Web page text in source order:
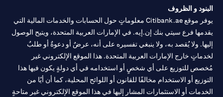
البنود و الظروف
يوفر موقع Citibank.ae معلوماتٍ حول الحسابات والخدمات المالية التي
يقدمها فرع سيتي بنك إن.إيه. في الإمارات العربية المتحدة، ويتيح الوصول
إليها. ولا يُقصد به، ولا ينبغي تفسيره على أنه، عرضٌ أو دعوةٌ أو طلبٌ
لخدماتٍ خارج الإمارات العربية المتحدة. هذا الموقع الإلكتروني غير
مُخصص للتوزيع على أي شخصٍ أو استخدامه في أي دولةٍ يكون فيها هذا
التوزيع أو الاستخدام مخالفًا للقانون أو اللوائح المحلية، كما أن أيًا من
الخدمات أو الاستثمارات المشار إليها في هذا الموقع الإلكتروني غير متاحةٍ